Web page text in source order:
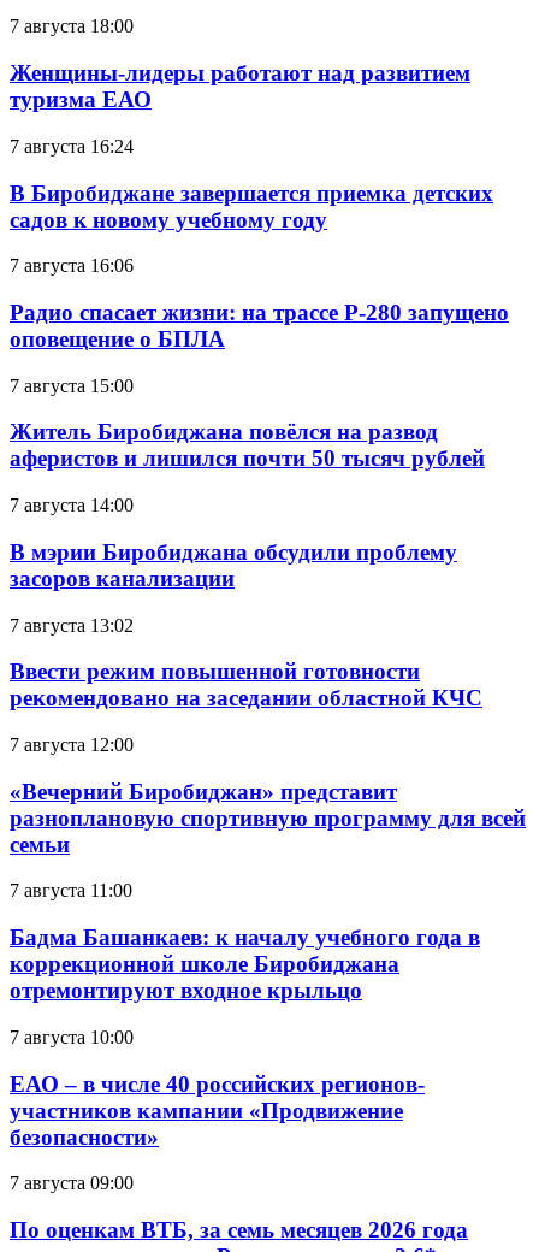
7 августа 18:00
Женщины-лидеры работают над развитием
туризма ЕАО
7 августа 16:24
В Биробиджане завершается приемка детских
садов к новому учебному году
7 августа 16:06
Радио спасает жизни: на трассе Р-280 запущено
оповещение о БПЛА
7 августа 15:00
Житель Биробиджана повёлся на развод
аферистов и лишился почти 50 тысяч рублей
7 августа 14:00
В мэрии Биробиджана обсудили проблему
засоров канализации
7 августа 13:02
Ввести режим повышенной готовности
рекомендовано на заседании областной КЧС
7 августа 12:00
«Вечерний Биробиджан» представит
разноплановую спортивную программу для всей
семьи
7 августа 11:00
Бадма Башанкаев: к началу учебного года в
коррекционной школе Биробиджана
отремонтируют входное крыльцо
7 августа 10:00
ЕАО – в числе 40 российских регионов-
участников кампании «Продвижение
безопасности»
7 августа 09:00
По оценкам ВТБ, за семь месяцев 2026 года